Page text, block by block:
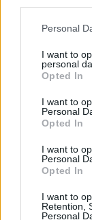
Please note
not limited to
grant or deny
use your data
consent section.
Personal
I want to
personal
Opted In
I want to
Personal
Opted In
I want to
Personal
Opted In
I want to
Retention,
Personal
Σασλόγλου:
ανοίγει δρόμο